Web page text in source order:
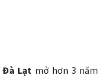
Đà Lạt mở hơn 3 năm